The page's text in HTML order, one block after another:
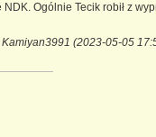
Ogólnie Tecik robił z
(2023-05-05